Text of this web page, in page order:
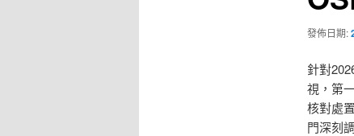
發佈日期:
針對
視，第
核對處
門深刻